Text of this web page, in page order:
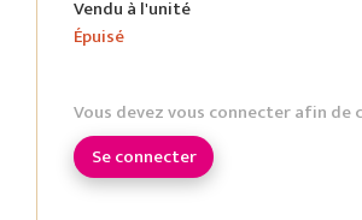
Vendu à l'unité
Épuisé
Vous devez vous connecter afin de
Se connecter